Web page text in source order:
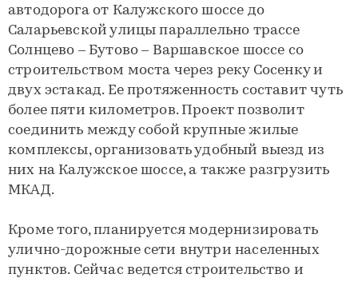
автодорога от Калужского шоссе до
Саларьевской улицы параллельно трассе
Солнцево – Бутово – Варшавское шоссе со
строительством моста через реку Сосенку и
двух эстакад. Ее протяженность составит чуть
более пяти километров. Проект позволит
соединить между собой крупные жилые
комплексы, организовать удобный выезд из
них на Калужское шоссе, а также разгрузить
МКАД.
Кроме того, планируется модернизировать
улично-дорожные сети внутри населенных
пунктов. Сейчас ведется строительство и